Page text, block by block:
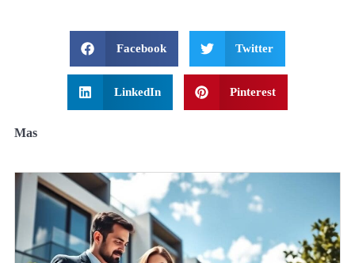
Facebook Twitter
LinkedIn Pinterest
Mas